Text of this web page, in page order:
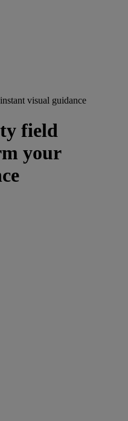
visual guidance
field
your